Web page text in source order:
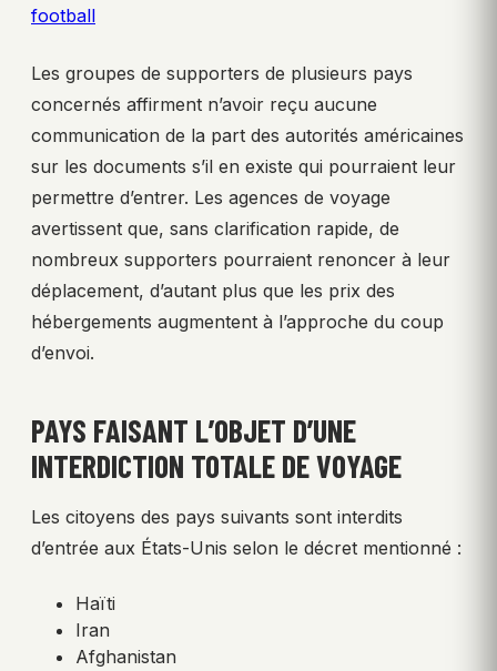
football
Les groupes de supporters de plusieurs pays
concernés affirment n’avoir reçu aucune
communication de la part des autorités américaines
sur les documents s’il en existe qui pourraient leur
permettre d’entrer. Les agences de voyage
avertissent que, sans clarification rapide, de
nombreux supporters pourraient renoncer à leur
déplacement, d’autant plus que les prix des
hébergements augmentent à l’approche du coup
d’envoi.
PAYS FAISANT L’OBJET D’UNE
INTERDICTION TOTALE DE VOYAGE
Les citoyens des pays suivants sont interdits
d’entrée aux États-Unis selon le décret mentionné :
Haïti
Iran
Afghanistan